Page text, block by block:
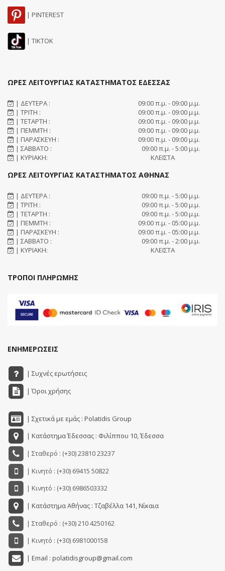
| PINTEREST
| TIKTOK
ΩΡΕΣ ΛΕΙΤΟΥΡΓΙΑΣ ΚΑΤΑΣΤΗΜΑΤΟΣ ΕΔΕΣΣΑΣ
| ΔΕΥΤΕΡΑ :
09:00 π.μ. - 09:00 μ.μ.
| ΤΡΙΤΗ :
09:00 π.μ. - 09:00 μ.μ.
| ΤΕΤΑΡΤΗ :
09:00 π.μ. - 09:00 μ.μ.
| ΠΕΜΜΤΗ :
09:00 π.μ. - 09:00 μ.μ.
| ΠΑΡΑΣΚΕΥΗ :
09:00 π.μ. - 09:00 μ.μ.
| ΣΑΒΒΑΤΟ :
09:00 π.μ. - 5:00 μ.μ.
| ΚΥΡΙΑΚΗ:
ΚΛΕΙΣΤΑ
ΩΡΕΣ ΛΕΙΤΟΥΡΓΙΑΣ ΚΑΤΑΣΤΗΜΑΤΟΣ ΑΘΗΝΑΣ
| ΔΕΥΤΕΡΑ :
09:00 π.μ. - 5:00 μ.μ.
| ΤΡΙΤΗ :
09:00 π.μ. - 5:00 μ.μ.
| ΤΕΤΑΡΤΗ :
09:00 π.μ. - 5:00 μ.μ.
| ΠΕΜΜΤΗ :
09:00 π.μ. - 05:00 μ.μ.
| ΠΑΡΑΣΚΕΥΗ :
09:00 π.μ. - 05:00 μ.μ.
| ΣΑΒΒΑΤΟ :
09:00 π.μ. - 2:00 μ.μ.
| ΚΥΡΙΑΚΗ:
ΚΛΕΙΣΤΑ
ΤΡΟΠΟΙ ΠΛΗΡΩΜΗΣ
ΕΝΗΜΕΡΩΣΕΙΣ
| Συχνές ερωτήσεις
| Όροι χρήσης
| Σχετικά με εμάς : Polatidis Group
| Κατάστημα Έδεσσας : Φιλίππου 10, Έδεσσα
| Σταθερό : (+30) 23810 23237
| Κινητό : (+30) 69415 50822
| Κινητό : (+30) 6986503332
| Κατάστημα Αθήνας : Τζαβέλλα 141, Νίκαια
| Σταθερό : (+30) 210 4250162
| Κινητό : (+30) 6981000158
| Email : polatidisgroup@gmail.com